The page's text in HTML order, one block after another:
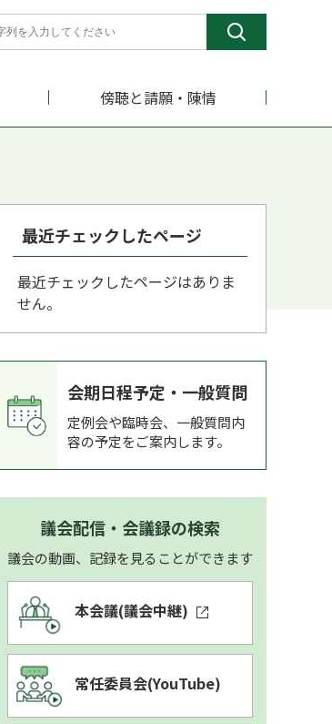
傍聴と請願・陳情
最近チェックしたページ
最近チェックしたページはありま
せん。
会期日程予定・一般質問
定例会や臨時会、一般質問内
容の予定をご案内します。
議会配信・会議録の検索
議会の動画、記録を見ることができます
本会議(議会中継)
常任委員会(YouTube)